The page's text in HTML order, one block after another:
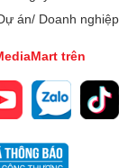
án/ Doanh nghiệp
trên